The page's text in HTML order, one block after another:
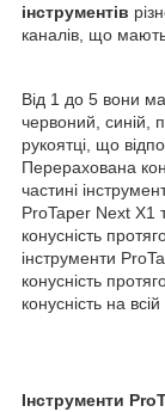
інструментів
каналів, що
Від 1 до 5 вони
червоний, синій,
рукоятці, що
Перерахована
частині
ProTaper Next X1
конусність
інструменти
конусність
конусність на
Інструменти